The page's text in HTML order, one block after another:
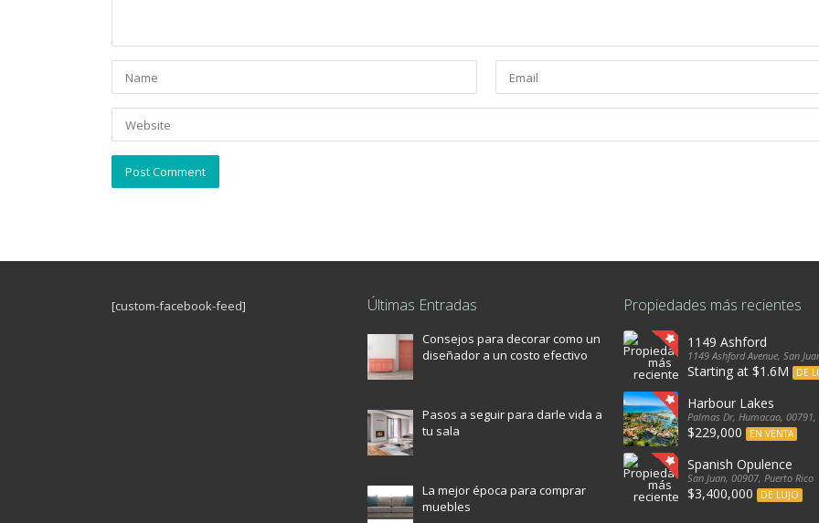
[custom-facebook-feed] Últimas Entradas
Consejos para decorar como un
diseñador a un costo efectivo
Pasos a seguir para darle vida a
tu sala
La mejor época para comprar
muebles
Propiedades más recientes
1149 Ashford
1149 Ashford Avenue, San
Starting at $1.6M DE
Harbour Lakes
Palmas Dr, Humacao, 00791,
$229,000 EN VENTA
Spanish Opulence
San Juan, 00907, Puerto Rico
$3,400,000 DE LUJO